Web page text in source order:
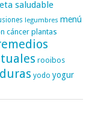
saludable
legumbres menú
cáncerplantas
rooibos
yodo yogur